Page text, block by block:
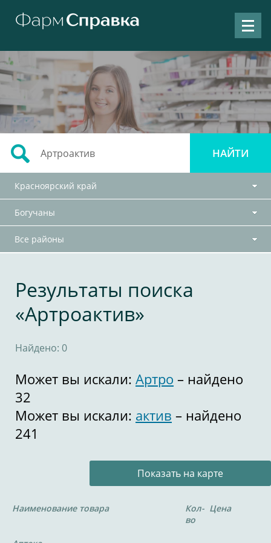
Красноярский край
Богучаны
Все районы
Результаты поиска
«Артроактив»
Найдено: 0
Может вы искали: Артро – найдено
32
Может вы искали: актив – найдено
241
Показать на карте
Наименование товара
Кол-
во
Цена